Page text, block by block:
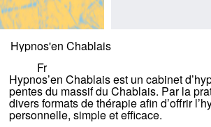
Hypnos'en Chablais
Fr
Hypnos’en Chablais est un cabinet
pentes du massif du Chablais. Par la
divers formats de thérapie afin d’offrir
personnelle, simple et efficace.